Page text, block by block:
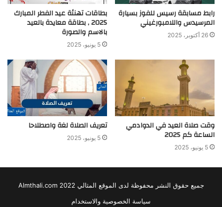
رابط مسابقة رسيس للفوز بسيارة
المرسيدس واللامبورغيني
26 أكتوبر، 2025
بطاقات تهنئة عيد الفطر المبارك
2025 , بطاقة معايدة بالعيد
بالاسم والصورة
5 يونيو، 2025
وقت صلاة العيد في الدوادمي
الساعة كم 2025
5 يونيو، 2025
تعريف الصلاة لغة واصطلاحا
5 يونيو، 2025
جميع حقوق النشر محفوظة لدى الموقع المثالي 2022 Almthali.com
سياسة الخصوصية والاستخدام